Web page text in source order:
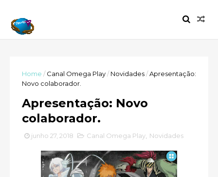
Home / Canal Omega Play/ Novidades/Apresentação:
Novo colaborador.
Apresentação: Novo
colaborador.
junho 27, 2018 Canal Omega Play Novidades